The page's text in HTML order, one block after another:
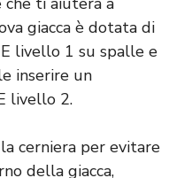
giacca è dotata di
livello 1 su spalle e
inserire un
livello 2.
cerniera per evitare
della giacca,